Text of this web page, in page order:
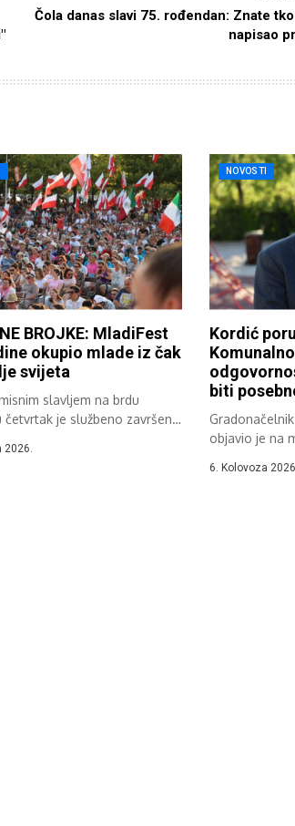
Čola danas slavi 75. rođendan: Znate
napisao
BROJKE: MladiFest
okupio mlade iz čak
svijeta
slavljem na brdu
četvrtak je službeno završen
2026.
NOVOSTI
Kordić
biti
objavio je na
6. Kolovoza 2026.